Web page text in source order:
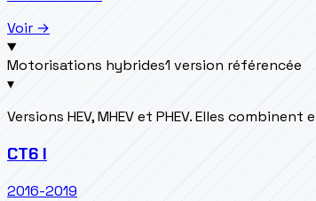
Voir →
Motorisations hybrides1 version référencée
▾
Versions HEV, MHEV et PHEV. Elles
CT6 I
2016-2019